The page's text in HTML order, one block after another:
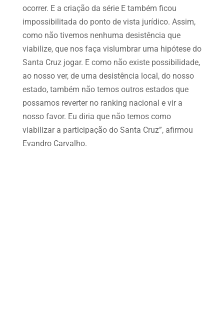
ocorrer. E a criação da série E também ficou
impossibilitada do ponto de vista jurídico. Assim,
como não tivemos nenhuma desistência que
viabilize, que nos faça vislumbrar uma hipótese do
Santa Cruz jogar. E como não existe possibilidade,
ao nosso ver, de uma desistência local, do nosso
estado, também não temos outros estados que
possamos reverter no ranking nacional e vir a
nosso favor. Eu diria que não temos como
viabilizar a participação do Santa Cruz”, afirmou
Evandro Carvalho.